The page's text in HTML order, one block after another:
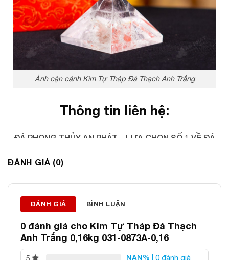
Ảnh cận cảnh Kim Tự Tháp Đá Thạch Anh Trắng
Thông tin liên hệ:
ĐÁ PHONG THỦY AN PHÁT – LỰA CHỌN SỐ 1 VỀ ĐÁ
Địa chỉ: 60/69 Bùi Huy Bích, Hoàng Mai, Hà Nội
ĐÁNH GIÁ (0)
ĐÁNH GIÁ BÌNH LUẬN
0 đánh giá cho Kim Tự Tháp Đá Thạch
Anh Trắng 0,16kg 031-0873A-0,16
5 NAN% | 0 đánh giá